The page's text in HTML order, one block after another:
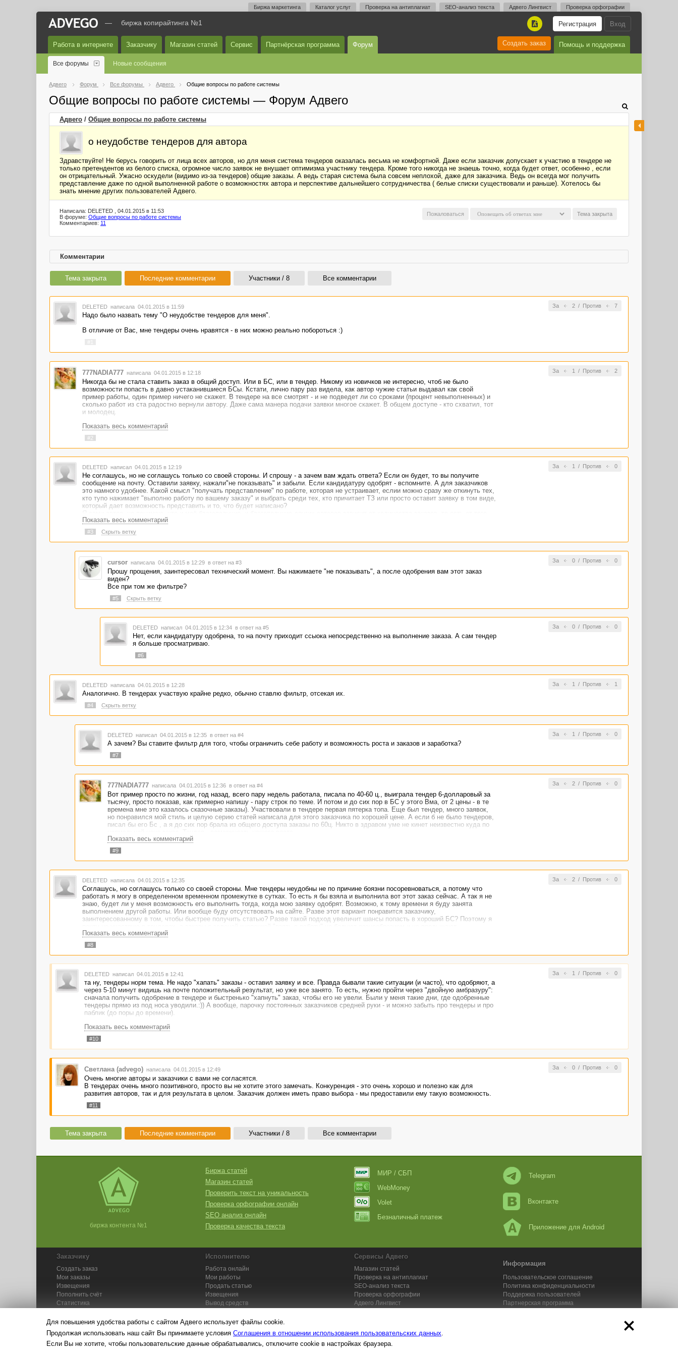
Биржа маркетинга Каталог услуг Проверка на антиплагиат SEO-анализ текста Адвего Лингвист Проверка орфографии
Вход
Регистрация
A
— биржа копирайтинга №1
Работа в интернете Заказчику Магазин статей Сервис Партнёрская программа Форум Помощь и поддержка
Создать заказ
Все форумы Новые сообщения
Адвего Форум Все форумы Адвего Общие вопросы по работе системы
Общие вопросы по работе системы — Форум Адвего
Адвего / Общие вопросы по работе системы
о неудобстве тендеров для автора
Здравствуйте! Не берусь говорить от лица всех авторов, но для меня система тендеров оказалась весьма не комфортной. Даже если заказчик допускает к участию в тендере не
только претендентов из белого списка, огромное число заявок не внушает оптимизма участнику тендера. Кроме того никогда не знаешь точно, когда будет ответ, особенно , если
он отрицательный. Ужасно оскудели (видимо из-за тендеров) общие заказы. А ведь старая система была совсем неплохой, даже для заказчика. Ведь он всегда мог получить
представление даже по одной выполненной работе о возможностях автора и перспективе дальнейшего сотрудничества ( белые списки существовали и раньше). Хотелось бы
знать мнение других пользователей Адвего.
Тема закрыта
Пожаловаться
Написала: DELETED , 04.01.2015 в 11:53
В форуме: Общие вопросы по работе системы
Комментариев: 11
Комментарии
Тема закрыта Последние комментарии Участники / 8 Все комментарии
За 2/ Против 7
DELETED написала 04.01.2015 в 11:59
Надо было назвать тему "О неудобстве тендеров для меня".
В отличие от Вас, мне тендеры очень нравятся - в них можно реально побороться :)
За 1 / Против 2
777NADIA777 написала 04.01.2015 в 12:18
Никогда бы не стала ставить заказ в общий доступ. Или в БС, или в тендер. Никому из новичков не интересно, чтоб не было
возможности попасть в давно устаканившиеся БСы. Кстати, лично пару раз видела, как автор чужие статьи выдавал как свой
пример работы, один пример ничего не скажет. В тендере на все смотрят - и не подведет ли со сроками (процент невыполненных) и
сколько работ из ста радостно вернули автору. Даже сама манера подачи заявки многое скажет. В общем доступе - кто схватил, тот
и молодец.
Показать весь комментарий
#2
За 1 / Против 0
DELETED написал 04.01.2015 в 12:19
Не соглашусь, но не соглашусь только со своей стороны. И спрошу - а зачем вам ждать ответа? Если он будет, то вы получите
сообщение на почту. Оставили заявку, нажали"не показывать" и забыли. Если кандидатуру одобрят - вспомните. А для заказчиков
это намного удобнее. Какой смысл "получать представление" по работе, которая не устраивает, еслии можно сразу же откинуть тех,
кто тупо нажимает "выполню работу по вашему заказу" и выбрать среди тех, кто причитает ТЗ или просто оставит заявку в том виде,
который дает возможность представить и то, что будет написано?
насколько адвего будет удобна для заказчиков.
Показать весь комментарий
#3 Скрыть ветку
За 0/ Против 0
cursor написала 04.01.2015 в 12:29 в ответ на #3
Прошу прощения, заинтересовал технический момент. Вы нажимаете "не показывать", а после одобрения вам этот заказ
виден?
Все при том же фильтре?
#5 Скрыть ветку
За 0/ Против 0
DELETED написал 04.01.2015 в 12:34 в ответ на #5
Нет, если кандидатуру одобрена, то на почту приходит ссыока непосредственно на выполнение заказа. А сам тендер
я больше просматриваю.
#6
За 1 / Против 1
DELETED написала 04.01.2015 в 12:28
Аналогично. В тендерах участвую крайне редко, обычно ставлю фильтр, отсекая их.
#4 Скрыть ветку
За 1 / Против 0
DELETED написал 04.01.2015 в 12:35 в ответ на #4
А зачем? Вы ставите фильтр для того, чтобы ограничить себе работу и возможность роста и заказов и заработка?
#7
За 2/ Против 0
777NADIA777 написала 04.01.2015 в 12:36 в ответ на #4
Вот пример просто по жизни, год назад, всего пару недель работала, писала по 40-60 ц., выиграла тендер 6-долларовый за
тысячу, просто показав, как примерно напишу - пару строк по теме. И потом и до сих пор в БС у этого Вма, от 2 цены - в те
времена мне это казалось сказочные заказы). Участвовали в тендере первая пятерка топа. Еще был тендер, много заявок,
но понравился мой стиль и целую серию статей написала для этого заказчика по хорошей цене. А если б не было тендеров,
писал бы его Бс , а я до сих пор брала из общего доступа заказы по 60ц. Никто в здравом уме не кинет неизвестно куда по
Показать весь комментарий
#9
За 2/ Против 0
DELETED написала 04.01.2015 в 12:35
Соглашусь, но соглашусь только со своей стороны. Мне тендеры неудобны не по причине боязни посоревноваться, а потому что
работать я могу в определенном временном промежутке в сутках. То есть я бы взяла и выполнила вот этот заказ сейчас. А так я не
знаю, будет ли у меня возможность его выполнить тогда, когда мою заявку одобрят. Возможно, к тому времени я буду занята
выполнением другой работы. Или вообще буду отсутствовать на сайте. Разве этот вариант понравится заказчику,
заинтересованному в том, чтобы быстрее получить статью? Разве такой подход увеличит шансы попасть в хороший БС? Поэтому я
стоимостью.
Показать весь комментарий
#8
За 1 / Против 0
DELETED написал 04.01.2015 в 12:41
та ну, тендеры норм тема. Не надо "хапать" заказы - оставил заявку и все. Правда бывали такие ситуации (и часто), что одобряют, а
через 5-10 минут видишь на почте положительный результат, но уже все занято. То есть, нужно пройти через "двойную амбразуру":
сначала получить одобрение в тендере и быстренько "хапнуть" заказ, чтобы его не увели. Были у меня такие дни, где одобренные
тендеры прямо из под носа уводили.:)) А вообще, парочку постоянных заказчиков средней руки - и можно забыть про тендеры и про
паблик (до поры до времени).
Показать весь комментарий
#10
За 0/ Против 0
Светлана (advego) написала 04.01.2015 в 12:49
Очень многие авторы и заказчики с вами не согласятся.
В тендерах очень много позитивного, просто вы не хотите этого замечать. Конкуренция - это очень хорошо и полезно как для
развития авторов, так и для результата в целом. Заказчик должен иметь право выбора - мы предоставили ему такую возможность.
#11
Тема закрыта Последние комментарии Участники / 8 Все комментарии
биржа контента №1
Биржа статей
Магазин статей
Проверить текст на уникальность
Проверка орфографии онлайн
SEO анализ онлайн
Проверка качества текста
МИР / СБП
WebMoney
Volet
Безналичный платеж
Telegram
Вконтакте
Приложение для Android
Заказчику
Создать заказ
Мои заказы
Извещения
Пополнить счёт
Статистика
Исполнителю
Работа онлайн
Мои работы
Продать статью
Извещения
Вывод средств
Сервисы Адвего
Магазин статей
Проверка на антиплагиат
SEO-анализ текста
Проверка орфографии
Адвего Лингвист
Информация
Пользовательское соглашение
Политика конфиденциальности
Поддержка пользователей
Партнерская программа
© Адвего — биржа контента №1. Копирайтинг, рерайтинг, переводы,работа на дому
Для повышения удобства работы с сайтом Адвего использует файлы cookie.
Продолжая использовать наш сайт Вы принимаете условия Соглашения в отношении использования пользовательских данных
Если Вы не хотите, чтобы пользовательские данные обрабатывались, отключите cookie в настройках браузера.